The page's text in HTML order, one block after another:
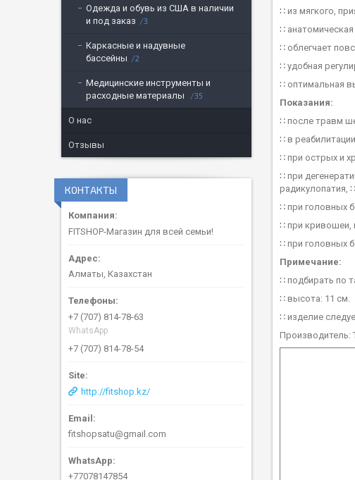
∷ из мягкого,
∷
∷ облегчает
∷ удобная
∷ оптимальная
Показания:
∷ после травм
∷ в
∷ при острых и
∷ при
радикулопатия,
∷ при головных
∷ при кривошеи,
∷ при головных
Примечание:
∷ подбирать по
∷ высота: 11 см.
∷ изделие
Производитель:
Одежда и обувь из США в наличии
и под заказ
3
Каркасные и надувные
бассейны
2
Медицинские инструменты и
расходные материалы
35
О нас
Отзывы
КОНТАКТЫ
FITSHOP-Магазин для всей семьи!
Алматы, Казахстан
+7 (707) 814-78-63
WhatsApp
+7 (707) 814-78-54
http://fitshop.kz/
fitshopsatu@gmail.com
+77078147854